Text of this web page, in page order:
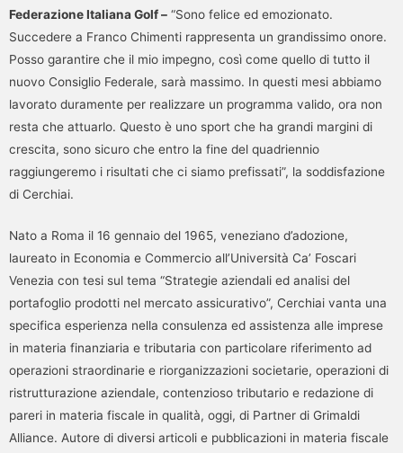
Federazione Italiana Golf – “Sono felice ed emozionato.
Succedere a Franco Chimenti rappresenta un grandissimo onore.
Posso garantire che il mio impegno, così come quello di tutto il
nuovo Consiglio Federale, sarà massimo. In questi mesi abbiamo
lavorato duramente per realizzare un programma valido, ora non
resta che attuarlo. Questo è uno sport che ha grandi margini di
crescita, sono sicuro che entro la fine del quadriennio
raggiungeremo i risultati che ci siamo prefissati”, la soddisfazione
di Cerchiai.
Nato a Roma il 16 gennaio del 1965, veneziano d’adozione,
laureato in Economia e Commercio all’Università Ca’ Foscari
Venezia con tesi sul tema “Strategie aziendali ed analisi del
portafoglio prodotti nel mercato assicurativo”, Cerchiai vanta una
specifica esperienza nella consulenza ed assistenza alle imprese
in materia finanziaria e tributaria con particolare riferimento ad
operazioni straordinarie e riorganizzazioni societarie, operazioni di
ristrutturazione aziendale, contenzioso tributario e redazione di
pareri in materia fiscale in qualità, oggi, di Partner di Grimaldi
Alliance. Autore di diversi articoli e pubblicazioni in materia fiscale